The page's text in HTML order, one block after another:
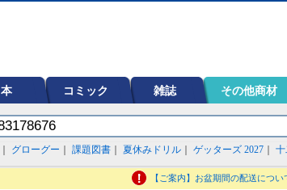
本 コミック 雑誌 その他商材
グローグー 課題図書 夏休みドリル ゲッターズ 2027 十
【ご案内】お盆期間の配送につい